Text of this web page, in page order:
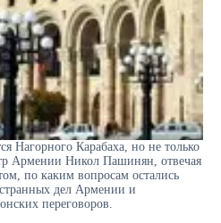
Нагорного Карабаха, но не только
Армении Никол Пашинян, отвечая
по каким вопросам остались
дел Армении и
переговоров.